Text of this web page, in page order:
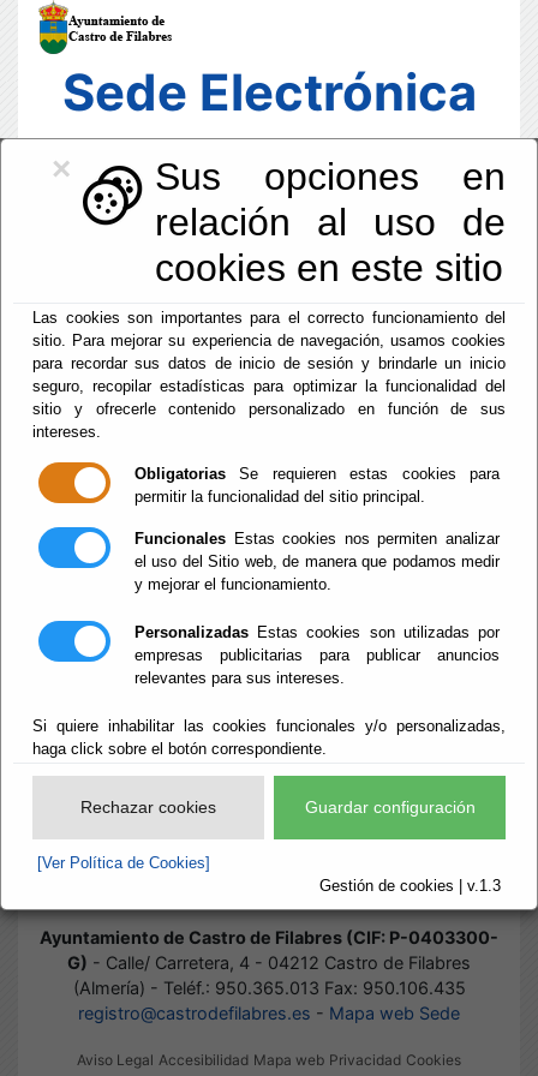
×
Sus opciones en
relación al uso de
cookies en este sitio
Las cookies son importantes para el correcto funcionamiento del
sitio. Para mejorar su experiencia de navegación, usamos cookies
para recordar sus datos de inicio de sesión y brindarle un inicio
seguro, recopilar estadísticas para optimizar la funcionalidad del
sitio y ofrecerle contenido personalizado en función de sus
intereses.
Obligatorias Se requieren estas cookies para
permitir la funcionalidad del sitio principal.
Funcionales Estas cookies nos permiten analizar
el uso del Sitio web, de manera que podamos medir
y mejorar el funcionamiento.
Personalizadas Estas cookies son utilizadas por
empresas publicitarias para publicar anuncios
relevantes para sus intereses.
Si quiere inhabilitar las cookies funcionales y/o personalizadas,
haga click sobre el botón correspondiente.
Rechazar cookies Guardar configuración
[Ver Política de Cookies]
Gestión de cookies | v.1.3
Sede Electrónica
19:09:17
Jue, 6 Agosto 2026
Normas
Ayuntamiento de Castro de Filabres (CIF: P-0403300-
G) - Calle/ Carretera, 4 - 04212 Castro de Filabres
(Almería) - Teléf.: 950.365.013 Fax: 950.106.435
registro@castrodefilabres.es - Mapa web Sede
Aviso Legal Accesibilidad Mapa web Privacidad Cookies